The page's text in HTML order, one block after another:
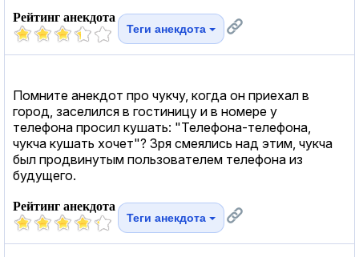
Рейтинг анекдота
Теги анекдота
Помните анекдот про чукчу, когда он приехал в
город, заселился в гостиницу и в номере у
телефона просил кушать: "Телефона-телефона,
чукча кушать хочет"? Зря смеялись над этим, чукча
был продвинутым пользователем телефона из
будущего.
Рейтинг анекдота
Теги анекдота